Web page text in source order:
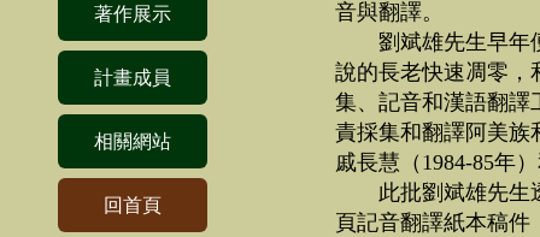
音與翻譯。
劉斌雄先生早年
說的長老快速凋零，
集、記音和漢語翻譯
責採集和翻譯阿美族
戚長慧（1984-85年
此批劉斌雄先生
頁記音翻譯紙本稿件
回首頁
著作展示
計畫成員
相關網站